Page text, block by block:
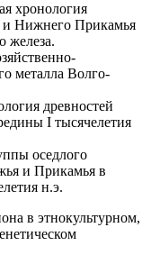
хронология
и Нижнего Прикамья
железа.
металла Волго-
древностей
I тысячелетия
оседлого
и Прикамья в
н.э.
в этнокультурном,